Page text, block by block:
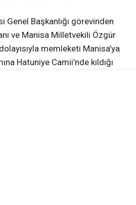
Genel Başkanlığı görevinden
ve Manisa Milletvekili Özgür
memleketi Manisa’ya
Hatuniye Camii’nde kıldığı